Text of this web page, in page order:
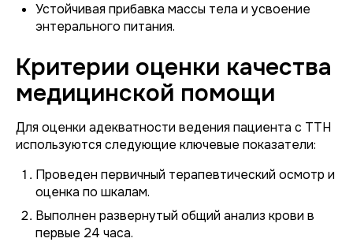
Устойчивая прибавка массы тела и усвоение
энтерального питания.
Критерии оценки качества
медицинской помощи
Для оценки адекватности ведения пациента с ТТН
используются следующие ключевые показатели:
Проведен первичный терапевтический осмотр и
оценка по шкалам.
Выполнен развернутый общий анализ крови в
первые 24 часа.